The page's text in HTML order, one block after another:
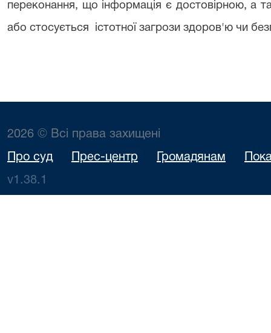
переконання, що інформація є достовірною, а
або стосується істотної загрози здоров'ю чи
2026 © Всі права захищені
Про суд Прес-центр Громадянам
v1.38.1